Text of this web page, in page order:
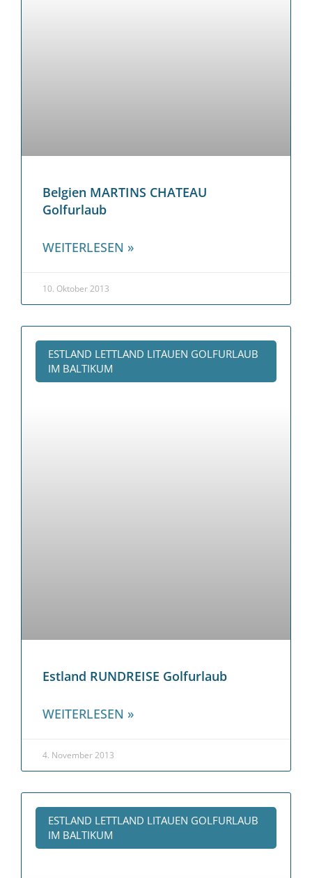
Belgien MARTINS CHATEAU
Golfurlaub
WEITERLESEN »
10. Oktober 2013
ESTLAND LETTLAND LITAUEN GOLFURLAUB
IM BALTIKUM
Estland RUNDREISE Golfurlaub
WEITERLESEN »
4. November 2013
ESTLAND LETTLAND LITAUEN GOLFURLAUB
IM BALTIKUM